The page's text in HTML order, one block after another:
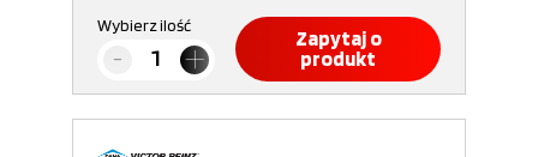
Wybierz ilość
Zapytaj o
produkt